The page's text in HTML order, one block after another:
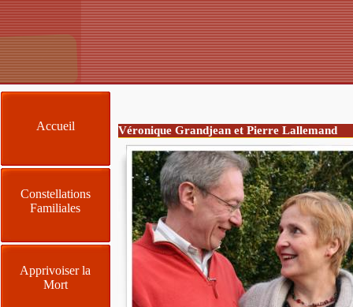
Accueil
Constellations
Familiales
Apprivoiser la
Mort
Véronique Grandjean et Pierre Lallemand